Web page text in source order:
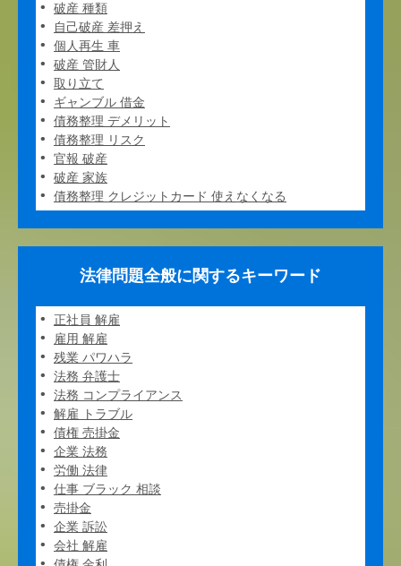
破産 種類
自己破産 差押え
個人再生 車
破産 管財人
取り立て
ギャンブル 借金
債務整理 デメリット
債務整理 リスク
官報 破産
破産 家族
債務整理 クレジットカード 使えなくなる
法律問題全般に関するキーワード
正社員 解雇
雇用 解雇
残業 パワハラ
法務 弁護士
法務 コンプライアンス
解雇 トラブル
債権 売掛金
企業 法務
労働 法律
仕事 ブラック 相談
売掛金
企業 訴訟
会社 解雇